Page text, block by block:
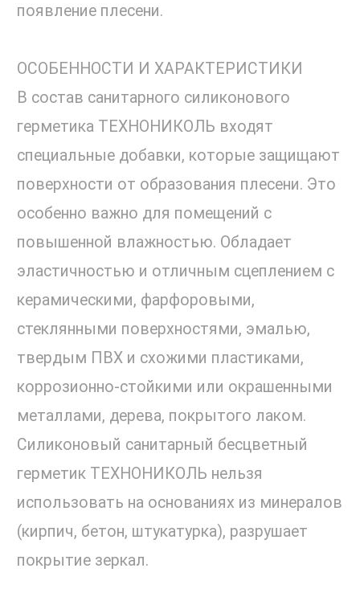
появление плесени.
ОСОБЕННОСТИ И ХАРАКТЕРИСТИКИ
В состав санитарного силиконового
герметика ТЕХНОНИКОЛЬ входят
специальные добавки, которые защищают
поверхности от образования плесени. Это
особенно важно для помещений с
повышенной влажностью. Обладает
эластичностью и отличным сцеплением с
керамическими, фарфоровыми,
стеклянными поверхностями, эмалью,
твердым ПВХ и схожими пластиками,
коррозионно-стойкими или окрашенными
металлами, дерева, покрытого лаком.
Силиконовый санитарный бесцветный
герметик ТЕХНОНИКОЛЬ нельзя
использовать на основаниях из минералов
(кирпич, бетон, штукатурка), разрушает
покрытие зеркал.